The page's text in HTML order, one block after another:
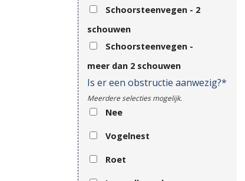
Schoorsteenvegen - 2
schouwen
Schoorsteenvegen -
meer dan 2 schouwen
Is er een obstructie aanwezig?*
Meerdere selecties mogelijk.
Nee
Vogelnest
Roet